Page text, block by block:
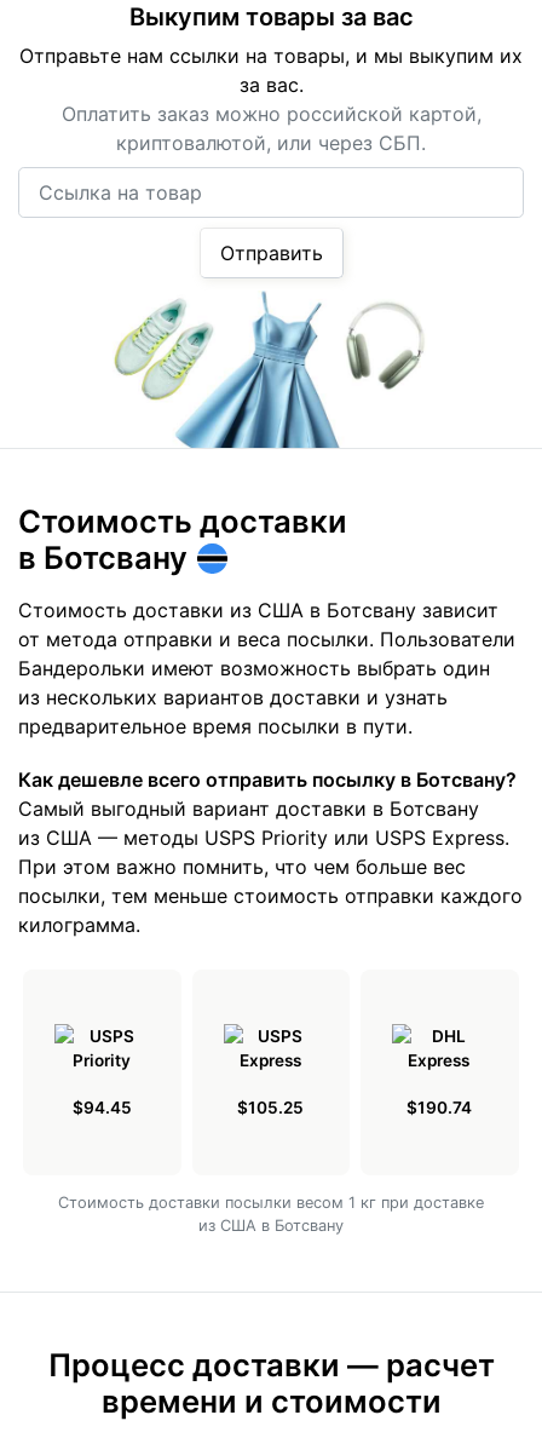
Выкупим товары за вас
Отправьте нам ссылки на товары, и мы выкупим их
за вас.
Оплатить заказ можно российской картой,
криптовалютой, или через СБП.
Отправить
Стоимость доставки
в Ботсвану
Стоимость доставки из США в Ботсвану зависит
от метода отправки и веса посылки. Пользователи
Бандерольки имеют возможность выбрать один
из нескольких вариантов доставки и узнать
предварительное время посылки в пути.
Как дешевле всего отправить посылку в Ботсвану?
Самый выгодный вариант доставки в Ботсвану
из США — методы USPS Priority или USPS Express.
При этом важно помнить, что чем больше вес
посылки, тем меньше стоимость отправки каждого
килограмма.
$94.45 $105.25 $190.74
Cтоимость доставки посылки весом 1 кг при доставке
из США в Ботсвану
Процесс доставки — расчет
времени и стоимости